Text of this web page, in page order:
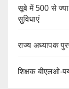
सूबे में 500 से
सुविधाएं
राज्य अध्यापक
शिक्षक बीएलओ-